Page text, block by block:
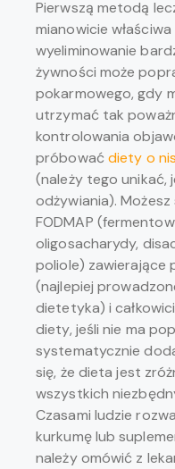
Pierwszą metodą
mianowicie
wyeliminowanie
żywności może
pokarmowego, gdy
utrzymać tak
kontrolowania
próbować diety o
(należy tego unikać,
odżywiania).
FODMAP
oligosacharydy,
poliole) zawierające
(najlepiej
dietetyka) i
diety, jeśli nie ma
systematycznie
się, że dieta jest
wszystkich
Czasami ludzie
kurkumę lub
należy omówić z